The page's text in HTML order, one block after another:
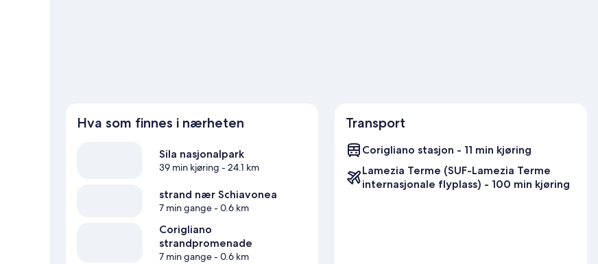
Hva som finnes i nærheten
Sila nasjonalpark
39 min kjøring - 24.1 km
strand nær Schiavonea
7 min gange- 0.6 km
Corigliano
strandpromenade
7 min gange- 0.6 km
Transport
Corigliano stasjon - 11 min kjøring
Lamezia Terme (SUF-Lamezia Terme
internasjonale flyplass) - 100 min kjøring